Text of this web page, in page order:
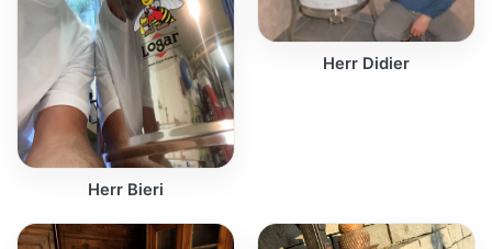
Herr Bieri
Herr Didier